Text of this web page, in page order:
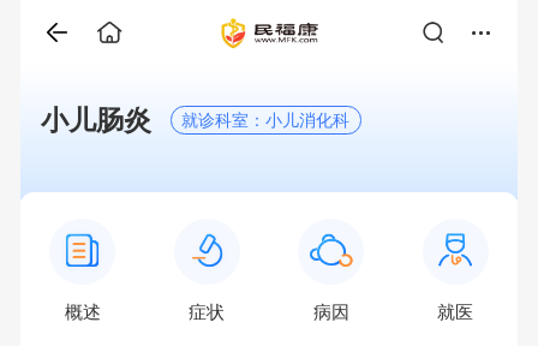
小儿肠炎 就诊科室：小儿消化科
概述 症状 病因 就医